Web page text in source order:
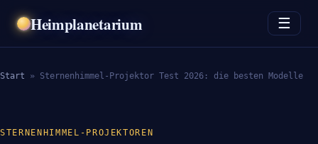
Heimplanetarium ☰
Start » Sternenhimmel-Projektor Test 2026: die besten Modelle
STERNENHIMMEL-PROJEKTOREN